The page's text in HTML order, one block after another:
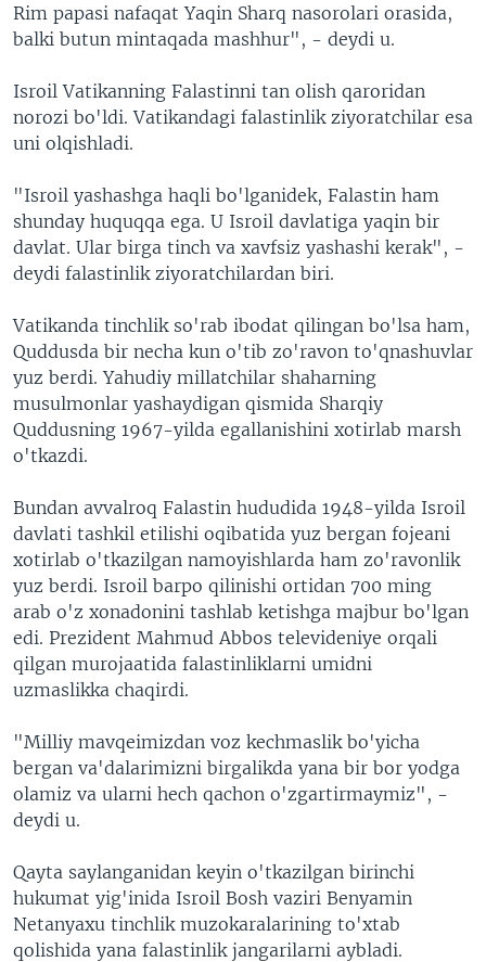
Rim papasi nafaqat Yaqin Sharq nasorolari orasida,
balki butun mintaqada mashhur", - deydi u.
Isroil Vatikanning Falastinni tan olish qaroridan
norozi bo'ldi. Vatikandagi falastinlik ziyoratchilar esa
uni olqishladi.
"Isroil yashashga haqli bo'lganidek, Falastin ham
shunday huquqqa ega. U Isroil davlatiga yaqin bir
davlat. Ular birga tinch va xavfsiz yashashi kerak", -
deydi falastinlik ziyoratchilardan biri.
Vatikanda tinchlik so'rab ibodat qilingan bo'lsa ham,
Quddusda bir necha kun o'tib zo'ravon to'qnashuvlar
yuz berdi. Yahudiy millatchilar shaharning
musulmonlar yashaydigan qismida Sharqiy
Quddusning 1967-yilda egallanishini xotirlab marsh
o'tkazdi.
Bundan avvalroq Falastin hududida 1948-yilda Isroil
davlati tashkil etilishi oqibatida yuz bergan fojeani
xotirlab o'tkazilgan namoyishlarda ham zo'ravonlik
yuz berdi. Isroil barpo qilinishi ortidan 700 ming
arab o'z xonadonini tashlab ketishga majbur bo'lgan
edi. Prezident Mahmud Abbos televideniye orqali
qilgan murojaatida falastinliklarni umidni
uzmaslikka chaqirdi.
"Milliy mavqeimizdan voz kechmaslik bo'yicha
bergan va'dalarimizni birgalikda yana bir bor yodga
olamiz va ularni hech qachon o'zgartirmaymiz", -
deydi u.
Qayta saylanganidan keyin o'tkazilgan birinchi
hukumat yig'inida Isroil Bosh vaziri Benyamin
Netanyaxu tinchlik muzokaralarining to'xtab
qolishida yana falastinlik jangarilarni aybladi.